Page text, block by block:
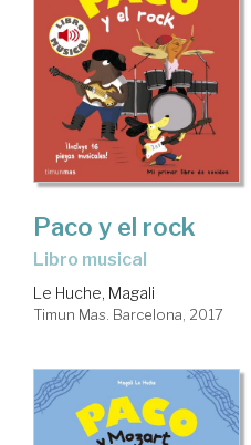
Paco y el rock
Libro musical
Le Huche, Magali
Timun Mas. Barcelona, 2017